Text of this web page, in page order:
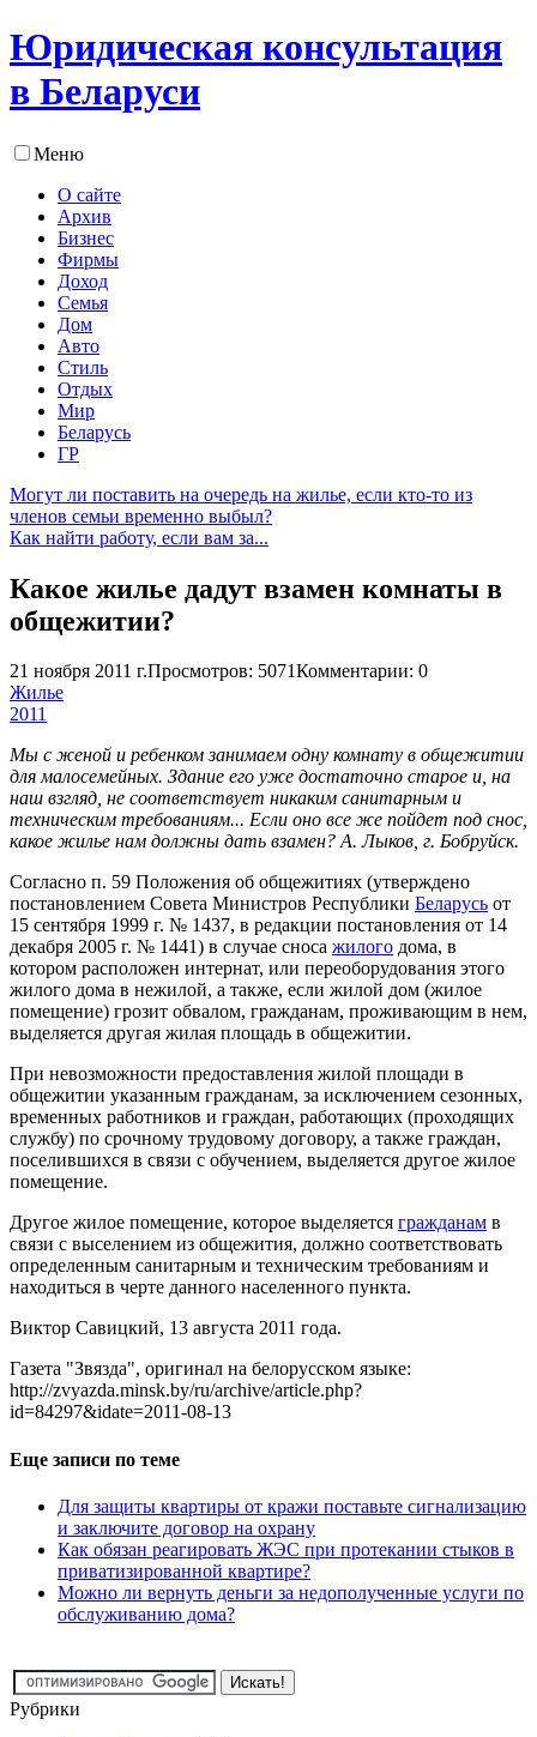
Юридическая консультация
в Беларуси
Меню
О сайте
Архив
Бизнес
Фирмы
Доход
Семья
Дом
Авто
Стиль
Отдых
Мир
Беларусь
ГР
Могут ли поставить на очередь на жилье, если кто-то из
членов семьи временно выбыл?
Как найти работу, если вам за...
Какое жилье дадут взамен комнаты в
общежитии?
21 ноября 2011 г.Просмотров: 5071Комментарии: 0
Жилье
2011
Мы с женой и ребенком занимаем одну комнату в общежитии
для малосемейных. Здание его уже достаточно старое и, на
наш взгляд, не соответствует никаким санитарным и
техническим требованиям... Если оно все же пойдет под снос,
какое жилье нам должны дать взамен? А. Лыков, г. Бобруйск.
Согласно п. 59 Положения об общежитиях (утверждено
постановлением Совета Министров Республики Беларусь от
15 сентября 1999 г. № 1437, в редакции постановления от 14
декабря 2005 г. № 1441) в случае сноса жилого дома, в
котором расположен интернат, или переоборудования этого
жилого дома в нежилой, а также, если жилой дом (жилое
помещение) грозит обвалом, гражданам, проживающим в нем,
выделяется другая жилая площадь в общежитии.
При невозможности предоставления жилой площади в
общежитии указанным гражданам, за исключением сезонных,
временных работников и граждан, работающих (проходящих
службу) по срочному трудовому договору, а также граждан,
поселившихся в связи с обучением, выделяется другое жилое
помещение.
Другое жилое помещение, которое выделяется гражданам в
связи с выселением из общежития, должно соответствовать
определенным санитарным и техническим требованиям и
находиться в черте данного населенного пункта.
Виктор Савицкий, 13 августа 2011 года.
Газета "Звязда", оригинал на белорусском языке:
http://zvyazda.minsk.by/ru/archive/article.php?
id=84297&idate=2011-08-13
Еще записи по теме
Для защиты квартиры от кражи поставьте сигнализацию
и заключите договор на охрану
Как обязан реагировать ЖЭС при протекании стыков в
приватизированной квартире?
Можно ли вернуть деньги за недополученные услуги по
обслуживанию дома?
Рубрики